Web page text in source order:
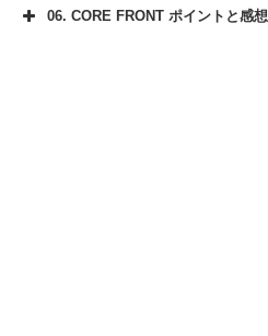
06. CORE FRONT ポイントと感想